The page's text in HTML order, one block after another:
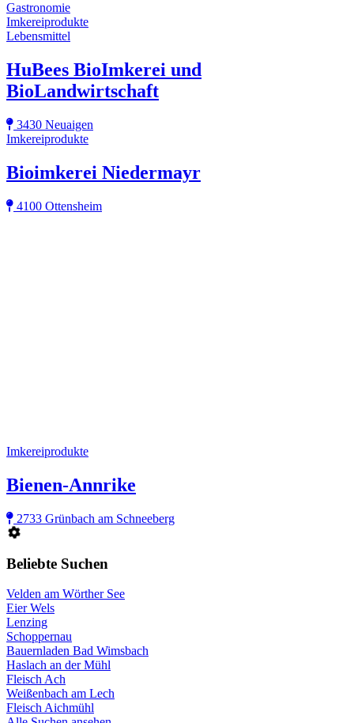
Gastronomie
Imkereiprodukte
Lebensmittel
HuBees BioImkerei und
BioLandwirtschaft
3430 Neuaigen
Imkereiprodukte
Bioimkerei Niedermayr
4100 Ottensheim
Imkereiprodukte
Bienen-Annrike
2733 Grünbach am Schneeberg
Beliebte Suchen
Velden am Wörther See
Eier Wels
Lenzing
Schoppernau
Bauernladen Bad Wimsbach
Haslach an der Mühl
Fleisch Ach
Weißenbach am Lech
Fleisch Aichmühl